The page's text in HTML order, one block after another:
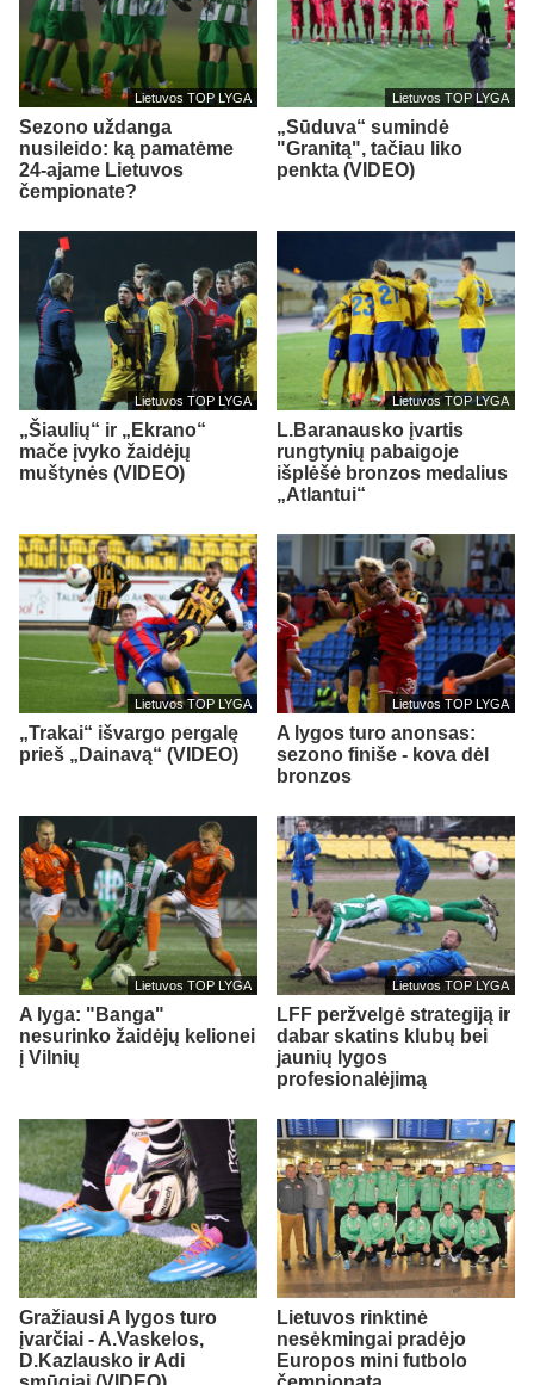
Lietuvos TOP LYGA
Sezono uždanga
nusileido: ką pamatėme
24-ajame Lietuvos
čempionate?
Lietuvos TOP LYGA
„Sūduva“ sumindė
"Granitą", tačiau liko
penkta (VIDEO)
Lietuvos TOP LYGA
„Šiaulių“ ir „Ekrano“
mače įvyko žaidėjų
muštynės (VIDEO)
Lietuvos TOP LYGA
L.Baranausko įvartis
rungtynių pabaigoje
išplėšė bronzos medalius
„Atlantui“
Lietuvos TOP LYGA
„Trakai“ išvargo pergalę
prieš „Dainavą“ (VIDEO)
Lietuvos TOP LYGA
A lygos turo anonsas:
sezono finiše - kova dėl
bronzos
Lietuvos TOP LYGA
A lyga: "Banga"
nesurinko žaidėjų kelionei
į Vilnių
Lietuvos TOP LYGA
LFF peržvelgė strategiją ir
dabar skatins klubų bei
jaunių lygos
profesionalėjimą
Gražiausi A lygos turo
įvarčiai - A.Vaskelos,
D.Kazlausko ir Adi
Lietuvos rinktinė
nesėkmingai pradėjo
Europos mini futbolo